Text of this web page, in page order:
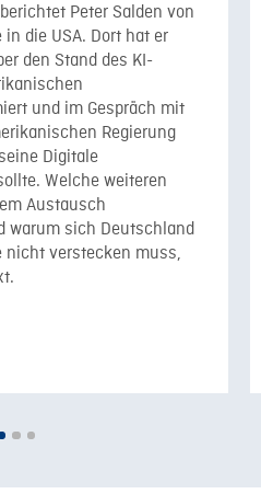
Peter Salden von
die USA. Dort hat er
den Stand des KI-
und im Gespräch mit
Regierung
Digitale
Welche weiteren
Austausch
warum sich Deutschland
nicht verstecken muss,